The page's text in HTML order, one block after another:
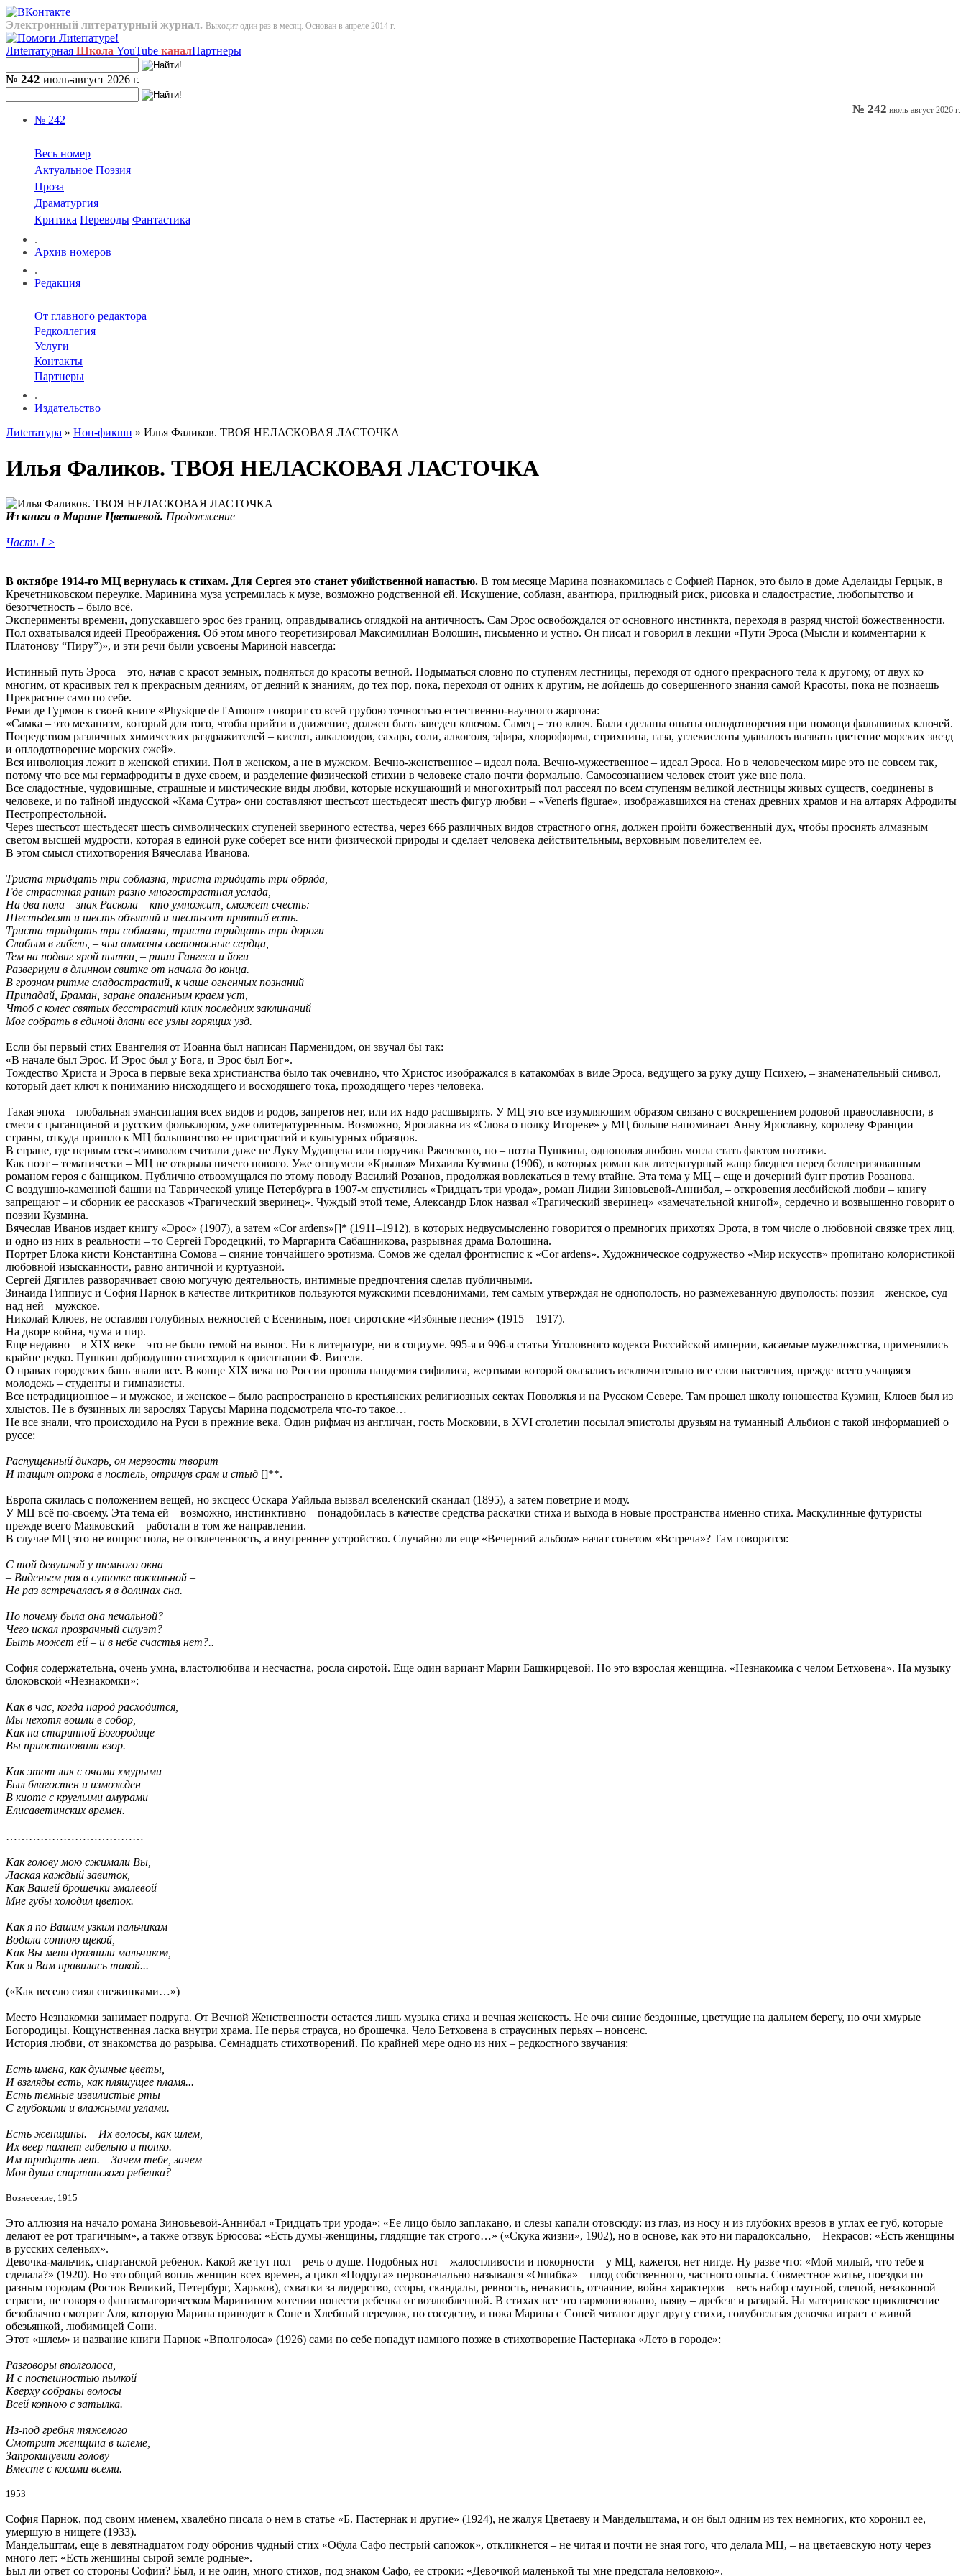
Электронный литературный журнал. Выходит один раз в месяц. Основан в апреле 2014 г.
Лиterraтурная Школа YouTube каналПартнеры
№ 242 июль-август 2026 г.
№ 242
Весь номер
Актуальное Поэзия
Проза
Драматургия
Критика Переводы Фантастика
.
Архив номеров
.
Редакция
От главного редактора
Редколлегия
Услуги
Контакты
Партнеры
.
Издательство
№ 242 июль-август 2026 г.
Лиterraтура » Нон-фикшн » Илья Фаликов. ТВОЯ НЕЛАСКОВАЯ ЛАСТОЧКА
Илья Фаликов. ТВОЯ НЕЛАСКОВАЯ ЛАСТОЧКА
Из книги о Марине Цветаевой. Продолжение
Часть I >
В октябре 1914-го МЦ вернулась к стихам. Для Сергея это станет убийственной напастью. В том месяце Марина познакомилась с Софией Парнок, это было в доме Аделаиды Герцык, в
Кречетниковском переулке. Маринина муза устремилась к музе, возможно родственной ей. Искушение, соблазн, авантюра, прилюдный риск, рисовка и сладострастие, любопытство и
безотчетность – было всё.
Эксперименты времени, допускавшего эрос без границ, оправдывались оглядкой на античность. Сам Эрос освобождался от основного инстинкта, переходя в разряд чистой божественности.
Пол охватывался идеей Преображения. Об этом много теоретизировал Максимилиан Волошин, письменно и устно. Он писал и говорил в лекции «Пути Эроса (Мысли и комментарии к
Платонову “Пиру”)», и эти речи были усвоены Мариной навсегда:
Истинный путь Эроса – это, начав с красот земных, подняться до красоты вечной. Подыматься словно по ступеням лестницы, переходя от одного прекрасного тела к другому, от двух ко
многим, от красивых тел к прекрасным деяниям, от деяний к знаниям, до тех пор, пока, переходя от одних к другим, не дойдешь до совершенного знания самой Красоты, пока не познаешь
Прекрасное само по себе.
Реми де Гурмон в своей книге «Physique de l'Amour» говорит со всей грубою точностью естественно-научного жаргона:
«Самка – это механизм, который для того, чтобы прийти в движение, должен быть заведен ключом. Самец – это ключ. Были сделаны опыты оплодотворения при помощи фальшивых ключей.
Посредством различных химических раздражителей – кислот, алкалоидов, сахара, соли, алкоголя, эфира, хлороформа, стрихнина, газа, углекислоты удавалось вызвать цветение морских звезд
и оплодотворение морских ежей».
Вся инволюция лежит в женской стихии. Пол в женском, а не в мужском. Вечно-женственное – идеал пола. Вечно-мужественное – идеал Эроса. Но в человеческом мире это не совсем так,
потому что все мы гермафродиты в духе своем, и разделение физической стихии в человеке стало почти формально. Самосознанием человек стоит уже вне пола.
Все сладостные, чудовищные, страшные и мистические виды любви, которые искушающий и многохитрый пол рассеял по всем ступеням великой лестницы живых существ, соединены в
человеке, и по тайной индусской «Кама Сутра» они составляют шестьсот шестьдесят шесть фигур любви – «Veneris figurae», изображавшихся на стенах древних храмов и на алтарях Афродиты
Пестропрестольной.
Через шестьсот шестьдесят шесть символических ступеней звериного естества, через 666 различных видов страстного огня, должен пройти божественный дух, чтобы просиять алмазным
светом высшей мудрости, которая в единой руке соберет все нити физической природы и сделает человека действительным, верховным повелителем ее.
В этом смысл стихотворения Вячеслава Иванова.
Триста тридцать три соблазна, триста тридцать три обряда,
Где страстная ранит разно многострастная услада,
На два пола – знак Раскола – кто умножит, сможет счесть:
Шестьдесят и шесть объятий и шестьсот приятий есть.
Триста тридцать три соблазна, триста тридцать три дороги –
Слабым в гибель, – чьи алмазны светоносные сердца,
Тем на подвиг ярой пытки, – риши Гангеса и йоги
Развернули в длинном свитке от начала до конца.
В грозном ритме сладострастий, к чаше огненных познаний
Припадай, Браман, заране опаленным краем уст,
Чтоб с колес святых бесстрастий клик последних заклинаний
Мог собрать в единой длани все узлы горящих узд.
Если бы первый стих Евангелия от Иоанна был написан Парменидом, он звучал бы так:
«В начале был Эрос. И Эрос был у Бога, и Эрос был Бог».
Тождество Христа и Эроса в первые века христианства было так очевидно, что Христос изображался в катакомбах в виде Эроса, ведущего за руку душу Психею, – знаменательный символ,
который дает ключ к пониманию нисходящего и восходящего тока, проходящего через человека.
Такая эпоха – глобальная эмансипация всех видов и родов, запретов нет, или их надо расшвырять. У МЦ это все изумляющим образом связано с воскрешением родовой православности, в
смеси с цыганщиной и русским фольклором, уже олитературенным. Возможно, Ярославна из «Слова о полку Игореве» у МЦ больше напоминает Анну Ярославну, королеву Франции –
страны, откуда пришло к МЦ большинство ее пристрастий и культурных образцов.
В стране, где первым секс-символом считали даже не Луку Мудищева или поручика Ржевского, но – поэта Пушкина, однополая любовь могла стать фактом поэтики.
Как поэт – тематически – МЦ не открыла ничего нового. Уже отшумели «Крылья» Михаила Кузмина (1906), в которых роман как литературный жанр бледнел перед беллетризованным
романом героя с банщиком. Публично отвозмущался по этому поводу Василий Розанов, продолжая вовлекаться в тему втайне. Эта тема у МЦ – еще и дочерний бунт против Розанова.
С воздушно-каменной башни на Таврической улице Петербурга в 1907-м спустились «Тридцать три урода», роман Лидии Зиновьевой-Аннибал, – откровения лесбийской любви – книгу
запрещают – и сборник ее рассказов «Трагический зверинец». Чуждый этой теме, Александр Блок назвал «Трагический зверинец» «замечательной книгой», сердечно и возвышенно говорит о
поэзии Кузмина.
Вячеслав Иванов издает книгу «Эрос» (1907), а затем «Cor ardens»[]* (1911–1912), в которых недвусмысленно говорится о премногих прихотях Эрота, в том числе о любовной связке трех лиц,
и одно из них в реальности – то Сергей Городецкий, то Маргарита Сабашникова, разрывная драма Волошина.
Портрет Блока кисти Константина Сомова – сияние тончайшего эротизма. Сомов же сделал фронтиспис к «Cor ardens». Художническое содружество «Мир искусств» пропитано колористикой
любовной изысканности, равно античной и куртуазной.
Сергей Дягилев разворачивает свою могучую деятельность, интимные предпочтения сделав публичными.
Зинаида Гиппиус и София Парнок в качестве литкритиков пользуются мужскими псевдонимами, тем самым утверждая не однополость, но размежеванную двуполость: поэзия – женское, суд
над ней – мужское.
Николай Клюев, не оставляя голубиных нежностей с Есениным, поет сиротские «Избяные песни» (1915 – 1917).
На дворе война, чума и пир.
Еще недавно – в XIX веке – это не было темой на вынос. Ни в литературе, ни в социуме. 995-я и 996-я статьи Уголовного кодекса Российской империи, касаемые мужеложства, применялись
крайне редко. Пушкин добродушно снисходил к ориентации Ф. Вигеля.
О нравах городских бань знали все. В конце XIX века по России прошла пандемия сифилиса, жертвами которой оказались исключительно все слои населения, прежде всего учащаяся
молодежь – студенты и гимназисты.
Все нетрадиционное – и мужское, и женское – было распространено в крестьянских религиозных сектах Поволжья и на Русском Севере. Там прошел школу юношества Кузмин, Клюев был из
хлыстов. Не в бузинных ли зарослях Тарусы Марина подсмотрела что-то такое…
Не все знали, что происходило на Руси в прежние века. Один рифмач из англичан, гость Московии, в XVI столетии посылал эпистолы друзьям на туманный Альбион с такой информацией о
руссе:
Распущенный дикарь, он мерзости творит
И тащит отрока в постель, отринув срам и стыд []**.
Европа сжилась с положением вещей, но эксцесс Оскара Уайльда вызвал вселенский скандал (1895), а затем поветрие и моду.
У МЦ всё по-своему. Эта тема ей – возможно, инстинктивно – понадобилась в качестве средства раскачки стиха и выхода в новые пространства именно стиха. Маскулинные футуристы –
прежде всего Маяковский – работали в том же направлении.
В случае МЦ это не вопрос пола, не отвлеченность, а внутреннее устройство. Случайно ли еще «Вечерний альбом» начат сонетом «Встреча»? Там говорится:
С той девушкой у темного окна
– Виденьем рая в сутолке вокзальной –
Не раз встречалась я в долинах сна.
Но почему была она печальной?
Чего искал прозрачный силуэт?
Быть может ей – и в небе счастья нет?..
София содержательна, очень умна, властолюбива и несчастна, росла сиротой. Еще один вариант Марии Башкирцевой. Но это взрослая женщина. «Незнакомка с челом Бетховена». На музыку
блоковской «Незнакомки»:
Как в час, когда народ расходится,
Мы нехотя вошли в собор,
Как на старинной Богородице
Вы приостановили взор.
Как этот лик с очами хмурыми
Был благостен и изможден
В киоте с круглыми амурами
Елисаветинских времен.
………………………………
Как голову мою сжимали Вы,
Лаская каждый завиток,
Как Вашей брошечки эмалевой
Мне губы холодил цветок.
Как я по Вашим узким пальчикам
Водила сонною щекой,
Как Вы меня дразнили мальчиком,
Как я Вам нравилась такой...
(«Как весело сиял снежинками…»)
Место Незнакомки занимает подруга. От Вечной Женственности остается лишь музыка стиха и вечная женскость. Не очи синие бездонные, цветущие на дальнем берегу, но очи хмурые
Богородицы. Кощунственная ласка внутри храма. Не перья страуса, но брошечка. Чело Бетховена в страусиных перьях – нонсенс.
История любви, от знакомства до разрыва. Семнадцать стихотворений. По крайней мере одно из них – редкостного звучания:
Есть имена, как душные цветы,
И взгляды есть, как пляшущее пламя...
Есть темные извилистые рты
С глубокими и влажными углами.
Есть женщины. – Их волосы, как шлем,
Их веер пахнет гибельно и тонко.
Им тридцать лет. – Зачем тебе, зачем
Моя душа спартанского ребенка?
Вознесение, 1915
Это аллюзия на начало романа Зиновьевой-Аннибал «Тридцать три урода»: «Ее лицо было заплакано, и слезы капали отовсюду: из глаз, из носу и из глубоких врезов в углах ее губ, которые
делают ее рот трагичным», а также отзвук Брюсова: «Есть думы-женщины, глядящие так строго…» («Скука жизни», 1902), но в основе, как это ни парадоксально, – Некрасов: «Есть женщины
в русских селеньях».
Девочка-мальчик, спартанской ребенок. Какой же тут пол – речь о душе. Подобных нот – жалостливости и покорности – у МЦ, кажется, нет нигде. Ну разве что: «Мой милый, что тебе я
сделала?» (1920). Но это общий вопль женщин всех времен, а цикл «Подруга» первоначально назывался «Ошибка» – плод собственного, частного опыта. Совместное житье, поездки по
разным городам (Ростов Великий, Петербург, Харьков), схватки за лидерство, ссоры, скандалы, ревность, ненависть, отчаяние, война характеров – весь набор смутной, слепой, незаконной
страсти, не говоря о фантасмагорическом Маринином хотении понести ребенка от возлюбленной. В стихах все это гармонизовано, наяву – дребезг и раздрай. На материнское приключение
безоблачно смотрит Аля, которую Марина приводит к Соне в Хлебный переулок, по соседству, и пока Марина с Соней читают друг другу стихи, голубоглазая девочка играет с живой
обезьянкой, любимицей Сони.
Этот «шлем» и название книги Парнок «Вполголоса» (1926) сами по себе попадут намного позже в стихотворение Пастернака «Лето в городе»:
Разговоры вполголоса,
И с поспешностью пылкой
Кверху собраны волосы
Всей копною с затылка.
Из-под гребня тяжелого
Смотрит женщина в шлеме,
Запрокинувши голову
Вместе с косами всеми.
1953
София Парнок, под своим именем, хвалебно писала о нем в статье «Б. Пастернак и другие» (1924), не жалуя Цветаеву и Мандельштама, и он был одним из тех немногих, кто хоронил ее,
умершую в нищете (1933).
Мандельштам, еще в девятнадцатом году обронив чудный стих «Обула Сафо пестрый сапожок», откликнется – не читая и почти не зная того, что делала МЦ, – на цветаевскую ноту через
много лет: «Есть женщины сырой земле родные».
Был ли ответ со стороны Софии? Был, и не один, много стихов, под знаком Сафо, ее строки: «Девочкой маленькой ты мне предстала неловкою».